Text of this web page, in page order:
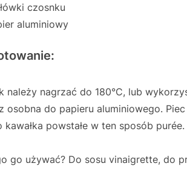
czosnku
aluminiowy
należy nagrzać do 180°C, lub
osobna do papieru aluminiowego.
kawałka powstałe w ten sposób purée.
go używać? Do sosu vinaigrette, do